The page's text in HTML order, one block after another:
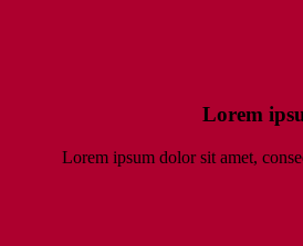
Lorem
Lorem ipsum dolor sit amet,